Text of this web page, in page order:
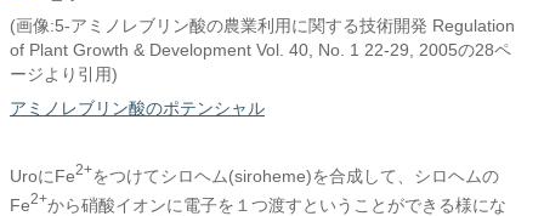
(画像:5-アミノレブリン酸の農業利用に関する技術開発 Regulation
of Plant Growth & Development Vol. 40, No. 1 22-29, 2005の28ペ
ージより引用)
アミノレブリン酸のポテンシャル
UroにFe2+をつけてシロヘム(siroheme)を合成して、シロヘムの
Fe2+から硝酸イオンに電子を１つ渡すということができる様にな